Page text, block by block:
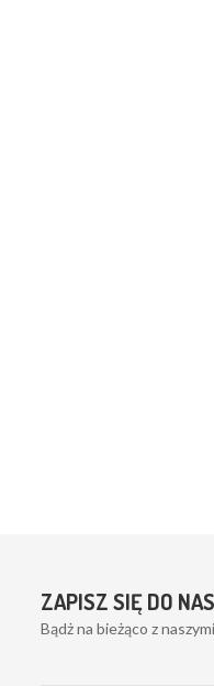
ZAPISZ SIĘ DO
Bądż na bieżąco z